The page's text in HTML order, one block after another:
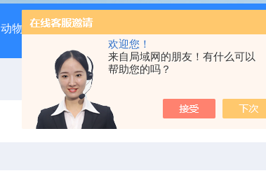
欢迎您！
来自局域网的朋友！有什么可以
帮助您的吗？
动物实验外包 北京
当前位置：